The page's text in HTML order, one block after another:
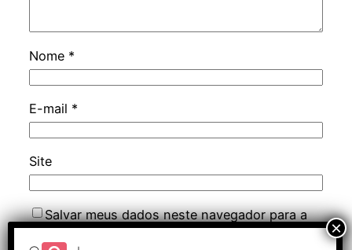
Nome *
E-mail *
Site
Salvar meus dados neste navegador para a